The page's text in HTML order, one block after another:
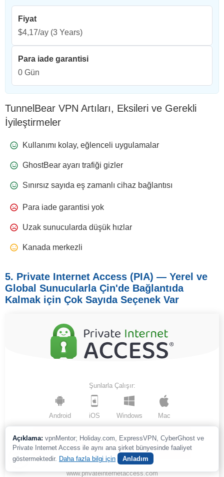
Fiyat
$4,17/ay (3 Years)
Para iade garantisi
0 Gün
TunnelBear VPN Artıları, Eksileri ve Gerekli
İyileştirmeler
Kullanımı kolay, eğlenceli uygulamalar
GhostBear ayarı trafiği gizler
Sınırsız sayıda eş zamanlı cihaz bağlantısı
Para iade garantisi yok
Uzak sunucularda düşük hızlar
Kanada merkezli
5. Private Internet Access (PIA) — Yerel ve
Global Sunucularla Çin'de Bağlantıda
Kalmak için Çok Sayıda Seçenek Var
Şunlarla Çalışır:
Windows Mac
Android iOS
Private Internet Access dene
>
www.privateinternetaccess.com
Açıklama: vpnMentor; Holiday.com, ExpressVPN, CyberGhost ve
Private Internet Access ile aynı ana şirket bünyesinde faaliyet
göstermektedir. Daha fazla bilgi için Anladım